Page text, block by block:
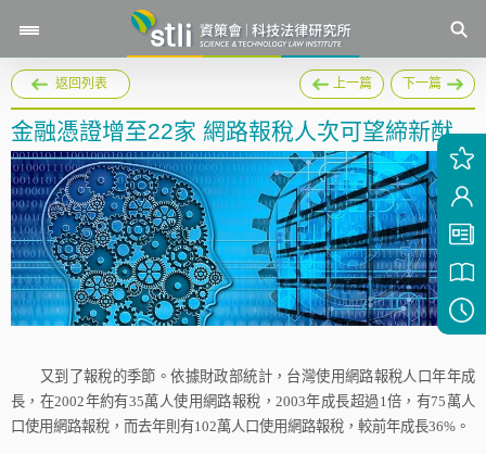
返回列表 上一篇 下一篇
金融憑證增至22家 網路報稅人次可望締新猷
又到了報稅的季節。依據財政部統計，台灣使用網路報稅人口年年成
長，在2002年約有35萬人使用網路報稅，2003年成長超過1 倍，有75萬人
口使用網路報稅，而去年則有102萬人口使用網路報稅，較前年成長36% 。